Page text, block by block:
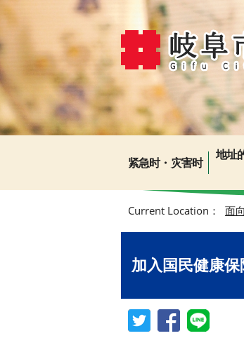
紧急时・灾害时
地址
Current Location： 面
加入国民健康保